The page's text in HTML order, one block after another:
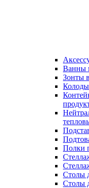
Ванны
Зонты
Колоды
Полки
Столы
Столы